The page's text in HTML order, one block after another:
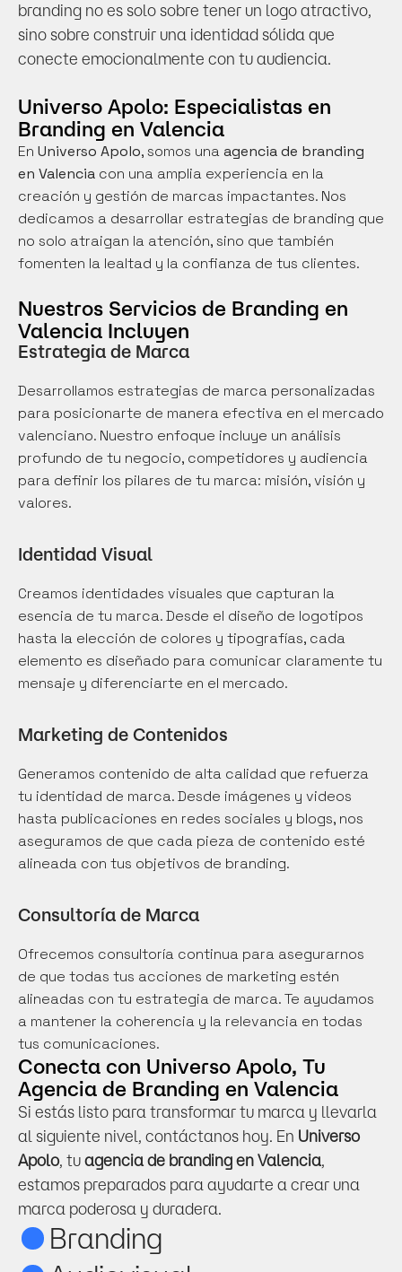
branding no es solo sobre tener un logo atractivo,
sino sobre construir una identidad sólida que
conecte emocionalmente con tu audiencia.
Universo Apolo: Especialistas en
Branding en Valencia
En Universo Apolo, somos una agencia de branding
en Valencia con una amplia experiencia en la
creación y gestión de marcas impactantes. Nos
dedicamos a desarrollar estrategias de branding que
no solo atraigan la atención, sino que también
fomenten la lealtad y la confianza de tus clientes.
Nuestros Servicios de Branding en
Valencia Incluyen
Estrategia de Marca
Desarrollamos estrategias de marca personalizadas
para posicionarte de manera efectiva en el mercado
valenciano. Nuestro enfoque incluye un análisis
profundo de tu negocio, competidores y audiencia
para definir los pilares de tu marca: misión, visión y
valores.
Identidad Visual
Creamos identidades visuales que capturan la
esencia de tu marca. Desde el diseño de logotipos
hasta la elección de colores y tipografías, cada
elemento es diseñado para comunicar claramente tu
mensaje y diferenciarte en el mercado.
Marketing de Contenidos
Generamos contenido de alta calidad que refuerza
tu identidad de marca. Desde imágenes y videos
hasta publicaciones en redes sociales y blogs, nos
aseguramos de que cada pieza de contenido esté
alineada con tus objetivos de branding.
Consultoría de Marca
Ofrecemos consultoría continua para asegurarnos
de que todas tus acciones de marketing estén
alineadas con tu estrategia de marca. Te ayudamos
a mantener la coherencia y la relevancia en todas
tus comunicaciones.
Conecta con Universo Apolo, Tu
Agencia de Branding en Valencia
Si estás listo para transformar tu marca y llevarla
al siguiente nivel, contáctanos hoy. En Universo
Apolo, tu agencia de branding en Valencia,
estamos preparados para ayudarte a crear una
marca poderosa y duradera.
Branding